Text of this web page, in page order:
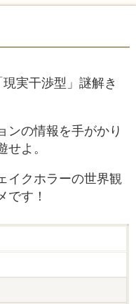
実干渉型」謎解き
ンの情報を手がかり
よ。
イクホラーの世界観
です！